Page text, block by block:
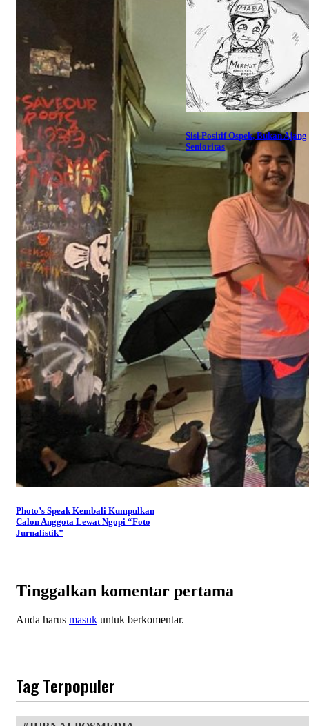
Photo’s Speak Kembali Kumpulkan
Calon Anggota Lewat Ngopi “Foto
Jurnalistik”
Sisi Positif Ospek, Bukan Ajang
Senioritas
Tinggalkan komentar pertama
Anda harus masuk untuk berkomentar.
Tag Terpopuler